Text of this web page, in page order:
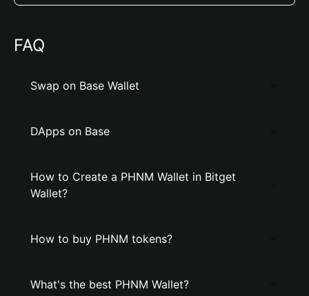
FAQ
Swap on Base Wallet
DApps on Base
How to Create a PHNM Wallet in Bitget
Wallet?
How to buy PHNM tokens?
What's the best PHNM Wallet?